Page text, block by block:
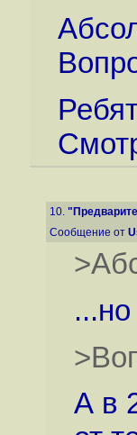
10.
Сообщение от
А в